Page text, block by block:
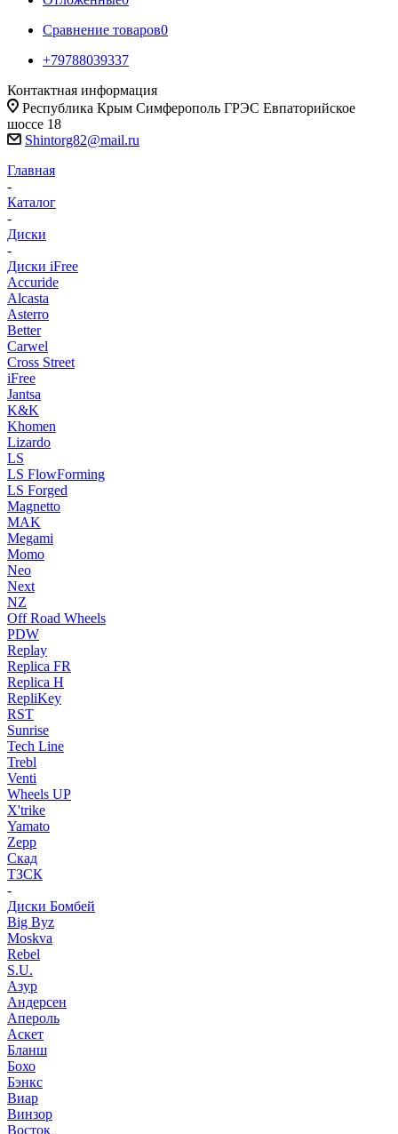
Сравнение товаров0
+79788039337
Контактная информация
Республика Крым Симферополь ГРЭС Евпаторийское
шоссе 18
Shintorg82@mail.ru
Главная
-
Каталог
-
Диски
-
Диски iFree
Accuride
Alcasta
Asterro
Better
Carwel
Cross Street
iFree
Jantsa
K&K
Khomen
Lizardo
LS
LS FlowForming
LS Forged
Magnetto
MAK
Megami
Momo
Neo
Next
NZ
Off Road Wheels
PDW
Replay
Replica FR
Replica H
RepliKey
RST
Sunrise
Tech Line
Trebl
Venti
Wheels UP
X'trike
Yamato
Zepp
Скад
ТЗСК
-
Диски Бомбей
Big Byz
Moskva
Rebel
S.U.
Азур
Андерсен
Апероль
Аскет
Бланш
Бохо
Бэнкс
Виар
Винзор
Восток